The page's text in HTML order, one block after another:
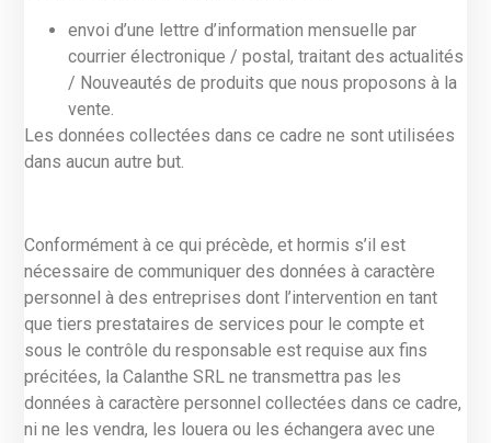
envoi d’une lettre d’information mensuelle par
courrier électronique / postal, traitant des actualités
/ Nouveautés de produits que nous proposons à la
vente.
Les données collectées dans ce cadre ne sont utilisées
dans aucun autre but.
Conformément à ce qui précède, et hormis s’il est
nécessaire de communiquer des données à caractère
personnel à des entreprises dont l’intervention en tant
que tiers prestataires de services pour le compte et
sous le contrôle du responsable est requise aux fins
précitées, la Calanthe SRL ne transmettra pas les
données à caractère personnel collectées dans ce cadre,
ni ne les vendra, les louera ou les échangera avec une